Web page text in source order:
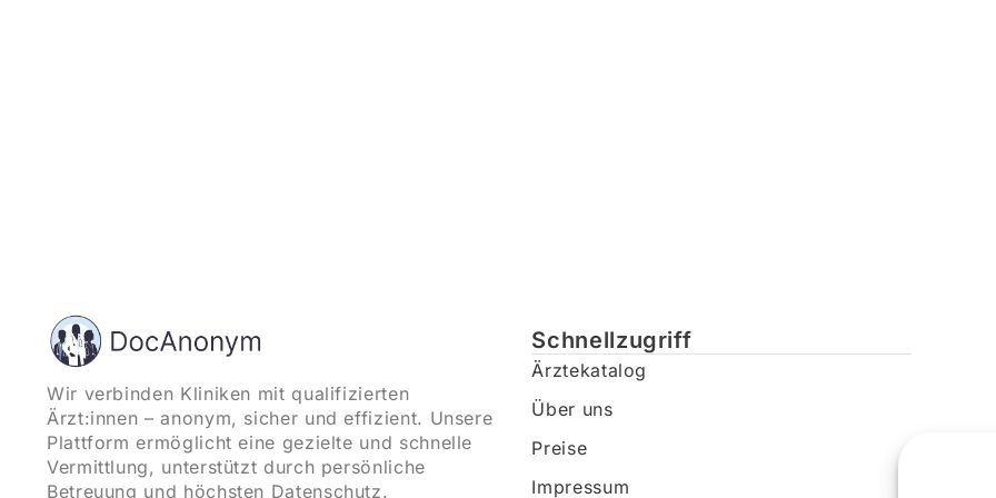
Wir verbinden Kliniken mit qualifizierten
Ärzt:innen – anonym, sicher und effizient. Unsere
Plattform ermöglicht eine gezielte und schnelle
Vermittlung, unterstützt durch persönliche
Betreuung und höchsten Datenschutz.
Schnellzugriff
Ärztekatalog
Über uns
Preise
Impressum